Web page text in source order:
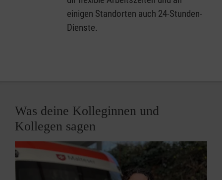
einigen Standorten auch 24-Stunden-
Dienste.
Was deine Kolleginnen und
Kollegen sagen